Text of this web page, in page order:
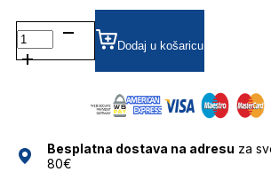
0RB4171
GRADIJENT SUNČANE
NAOČALE
Dodaj u košaricu
Besplatna dostava na adresu za
80€